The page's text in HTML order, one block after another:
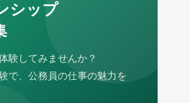
シップ
験してみませんか？
で、公務員の仕事の魅力を